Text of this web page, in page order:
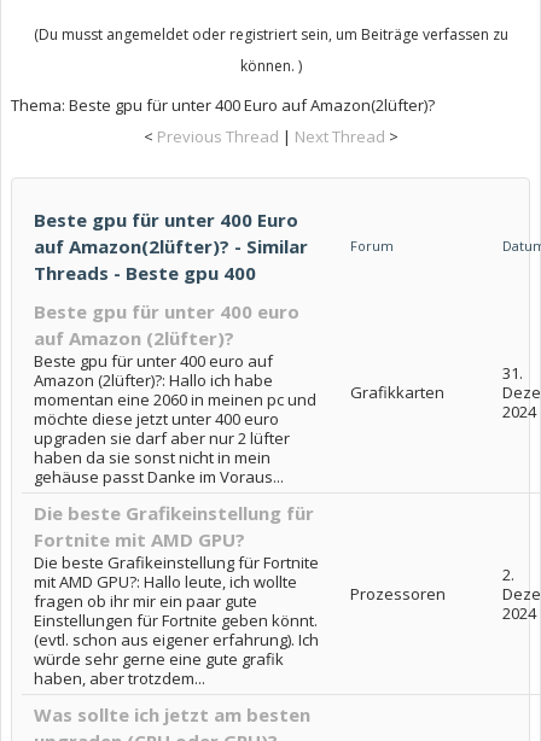
(Du musst angemeldet oder registriert sein, um Beiträge verfassen zu
können. )
Thema: Beste gpu für unter 400 Euro auf Amazon(2lüfter)?
< Previous Thread | Next Thread >
Beste gpu für unter 400 Euro
auf Amazon(2lüfter)? - Similar
Threads - Beste gpu 400
Forum
Beste gpu für unter 400 euro
auf Amazon (2lüfter)?
Beste gpu für unter 400 euro auf
Amazon (2lüfter)?: Hallo ich habe
momentan eine 2060 in meinen pc und
möchte diese jetzt unter 400 euro
upgraden sie darf aber nur 2 lüfter
haben da sie sonst nicht in mein
gehäuse passt Danke im Voraus...
Grafikkarten
31.
2024
Die beste Grafikeinstellung für
Fortnite mit AMD GPU?
Die beste Grafikeinstellung für Fortnite
mit AMD GPU?: Hallo leute, ich wollte
fragen ob ihr mir ein paar gute
Einstellungen für Fortnite geben könnt.
(evtl. schon aus eigener erfahrung). Ich
würde sehr gerne eine gute grafik
haben, aber trotzdem...
Prozessoren
2.
2024
Was sollte ich jetzt am besten